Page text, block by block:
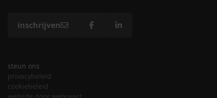
inschrijven
steun ons
privacybeleid
cookiebeleid